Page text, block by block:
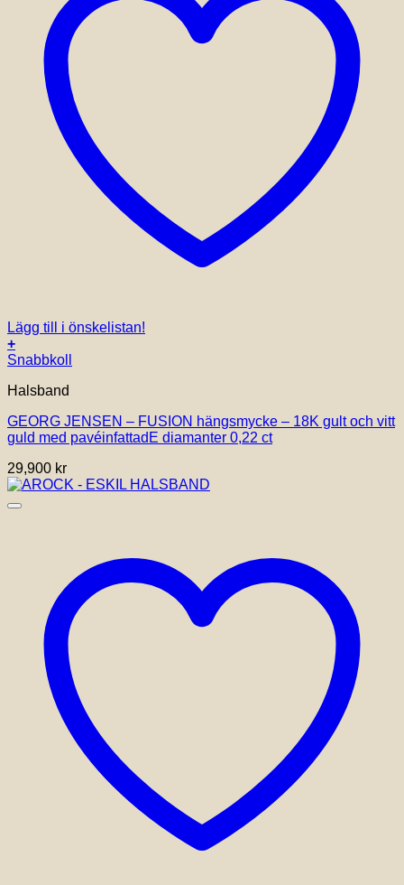
Lägg till i önskelistan!
+
Snabbkoll
Halsband
GEORG JENSEN – FUSION hängsmycke – 18K gult och vitt
guld med pavéinfattadE diamanter 0,22 ct
29,900 kr